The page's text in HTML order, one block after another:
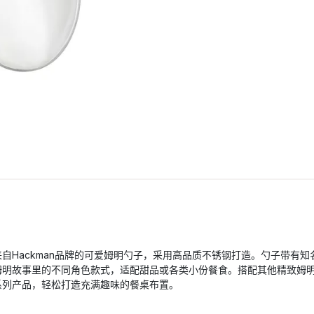
自Hackman品牌的可爱姆明勺子，采用高品质不锈钢打造。勺子带有知
明故事里的不同角色款式，适配甜品或各类小份餐食。搭配其他精致姆
产品，轻松打造充满趣味的餐桌布置。